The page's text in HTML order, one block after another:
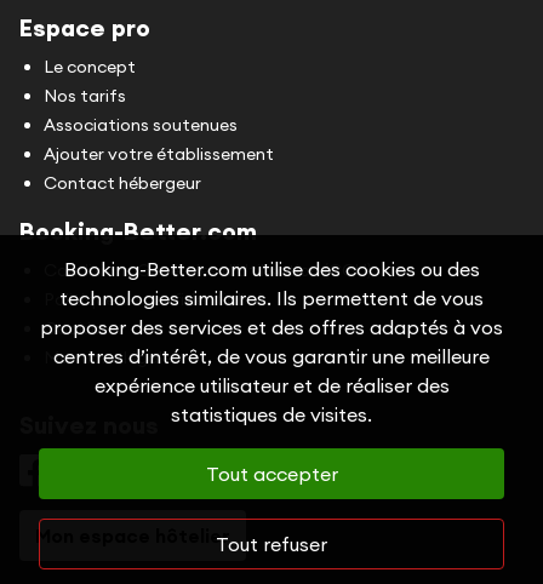
Espace pro
Le concept
Nos tarifs
Associations soutenues
Ajouter votre établissement
Contact hébergeur
Booking-Better.com
Conditions Générales d'Utilisation (CGU)
Politique de confidentialité
Cookies
Mentions légales
Mon espace hôtelier
Booking-Better.com utilise des cookies ou des
technologies similaires. Ils permettent de vous
proposer des services et des offres adaptés à vos
centres d’intérêt, de vous garantir une meilleure
expérience utilisateur et de réaliser des
statistiques de visites.
Tout accepter
Tout refuser